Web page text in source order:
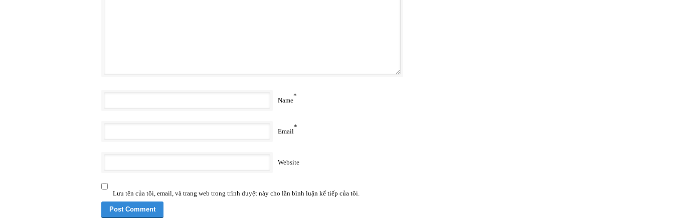
Name
*
Email
*
Website
Lưu tên của tôi, email, và trang web trong trình duyệt này cho lần bình luận kế tiếp của tôi.